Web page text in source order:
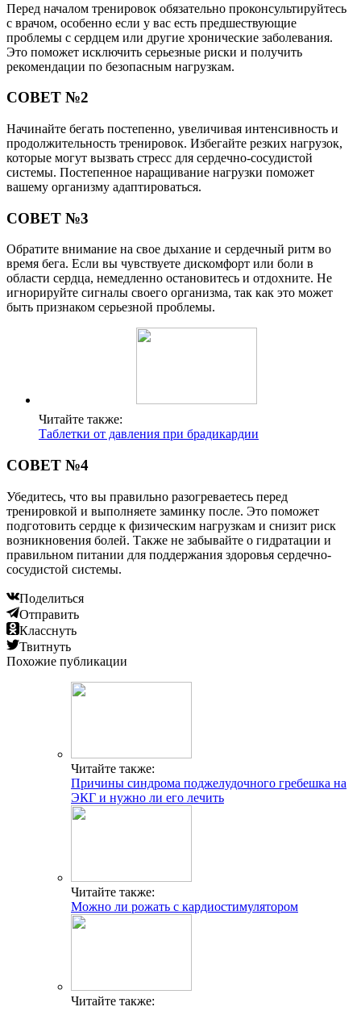
Перед началом тренировок обязательно проконсультируйтесь
с врачом, особенно если у вас есть предшествующие
проблемы с сердцем или другие хронические заболевания.
Это поможет исключить серьезные риски и получить
рекомендации по безопасным нагрузкам.
СОВЕТ №2
Начинайте бегать постепенно, увеличивая интенсивность и
продолжительность тренировок. Избегайте резких нагрузок,
которые могут вызвать стресс для сердечно-сосудистой
системы. Постепенное наращивание нагрузки поможет
вашему организму адаптироваться.
СОВЕТ №3
Обратите внимание на свое дыхание и сердечный ритм во
время бега. Если вы чувствуете дискомфорт или боли в
области сердца, немедленно остановитесь и отдохните. Не
игнорируйте сигналы своего организма, так как это может
быть признаком серьезной проблемы.
Читайте также:
Таблетки от давления при брадикардии
СОВЕТ №4
Убедитесь, что вы правильно разогреваетесь перед
тренировкой и выполняете заминку после. Это поможет
подготовить сердце к физическим нагрузкам и снизит риск
возникновения болей. Также не забывайте о гидратации и
правильном питании для поддержания здоровья сердечно-
сосудистой системы.
Поделиться
Отправить
Класснуть
Твитнуть
Похожие публикации
Читайте также:
Причины синдрома поджелудочного гребешка на
ЭКГ и нужно ли его лечить
Читайте также:
Можно ли рожать с кардиостимулятором
Читайте также: